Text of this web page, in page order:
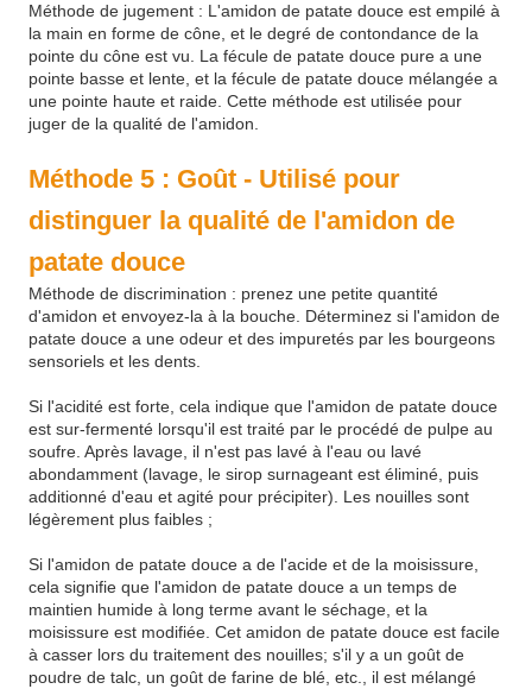
Méthode de jugement : L'amidon de patate douce est empilé à
la main en forme de cône, et le degré de contondance de la
pointe du cône est vu. La fécule de patate douce pure a une
pointe basse et lente, et la fécule de patate douce mélangée a
une pointe haute et raide. Cette méthode est utilisée pour
juger de la qualité de l'amidon.
Méthode 5 : Goût - Utilisé pour
distinguer la qualité de l'amidon de
patate douce
Méthode de discrimination : prenez une petite quantité
d'amidon et envoyez-la à la bouche. Déterminez si l'amidon de
patate douce a une odeur et des impuretés par les bourgeons
sensoriels et les dents.
Si l'acidité est forte, cela indique que l'amidon de patate douce
est sur-fermenté lorsqu'il est traité par le procédé de pulpe au
soufre. Après lavage, il n'est pas lavé à l'eau ou lavé
abondamment (lavage, le sirop surnageant est éliminé, puis
additionné d'eau et agité pour précipiter). Les nouilles sont
légèrement plus faibles ;
Si l'amidon de patate douce a de l'acide et de la moisissure,
cela signifie que l'amidon de patate douce a un temps de
maintien humide à long terme avant le séchage, et la
moisissure est modifiée. Cet amidon de patate douce est facile
à casser lors du traitement des nouilles; s'il y a un goût de
poudre de talc, un goût de farine de blé, etc., il est mélangé